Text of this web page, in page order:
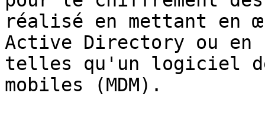
réalisé en mettant en
Active Directory ou
telles qu'un logiciel
mobiles (MDM).